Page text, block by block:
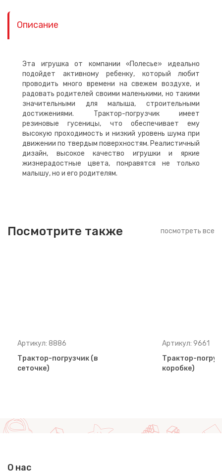
Описание
Эта игрушка от компании «Полесье» идеально
подойдет активному ребенку, который любит
проводить много времени на свежем воздухе, и
радовать родителей своими маленькими, но такими
значительными для малыша, строительными
достижениями. Трактор-погрузчик имеет
резиновые гусеницы, что обеспечивает ему
высокую проходимость и низкий уровень шума при
движении по твердым поверхностям. Реалистичный
дизайн, высокое качество игрушки и яркие
жизнерадостные цвета, понравятся не только
малышу, но и его родителям.
Посмотрите также посмотреть все
Артикул: 8886
Трактор-погрузчик (в
сеточке)
Артикул: 9661
Трактор-
коробке)
О нас